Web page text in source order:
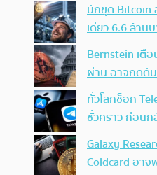
นักขุด Bitcoin
เดียว 6.6 ล้าน
Bernstein เตื
ผ่าน อาจกดดั
ทั่วโลกช็อก
ชั่วคราว ก่อนก
Galaxy
Coldcard อา